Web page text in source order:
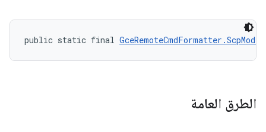
public static final GceRemoteCmdFormatter.ScpMode
الطرق العامة